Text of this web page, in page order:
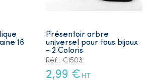
16
Présentoir arbre
universel pour tous bijoux
- 2 Coloris
Réf.: C1503
2,99 € HT